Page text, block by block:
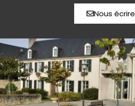
Nous écrire